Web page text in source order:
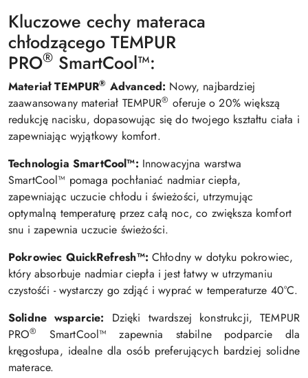
Kluczowe cechy materaca
chłodzącego TEMPUR
PRO® SmartCool™:
Materiał TEMPUR® Advanced: Nowy, najbardziej
zaawansowany materiał TEMPUR® oferuje o 20% większą
redukcję nacisku, dopasowując się do twojego kształtu ciała i
zapewniając wyjątkowy komfort.
Technologia SmartCool™: Innowacyjna warstwa
SmartCool™ pomaga pochłaniać nadmiar ciepła,
zapewniając uczucie chłodu i świeżości, utrzymując
optymalną temperaturę przez całą noc, co zwiększa komfort
snu i zapewnia uczucie świeżości.
Pokrowiec QuickRefresh™: Chłodny w dotyku pokrowiec,
który absorbuje nadmiar ciepła i jest łatwy w utrzymaniu
czystośći - wystarczy go zdjąć i wyprać w temperaturze 40°C.
Solidne wsparcie:
Dzięki twardszej konstrukcji, TEMPUR
PRO®
SmartCool™ zapewnia stabilne podparcie dla
kręgosłupa, idealne dla osób preferujących bardziej solidne
materace.